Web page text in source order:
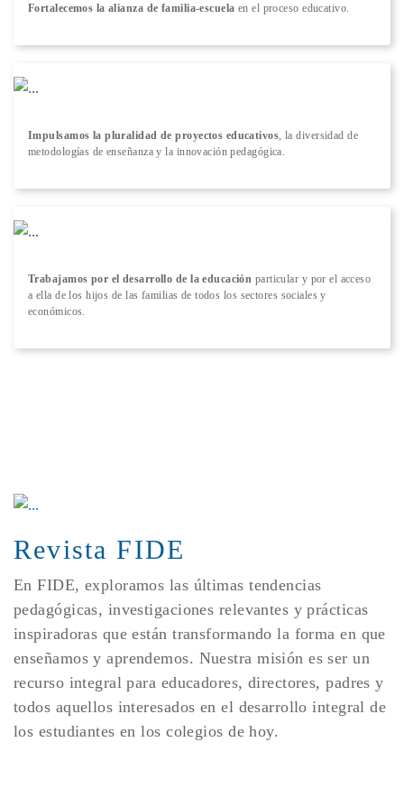
Fortalecemos la alianza de familia-escuela en el proceso educativo.
Impulsamos la pluralidad de proyectos educativos , la diversidad de
metodologías de enseñanza y la innovación pedagógica.
Trabajamos por el desarrollo de la educación particular y por el acceso
a ella de los hijos de las familias de todos los sectores sociales y
económicos.
Revista FIDE
En FIDE, exploramos las últimas tendencias
pedagógicas, investigaciones relevantes y prácticas
inspiradoras que están transformando la forma en que
enseñamos y aprendemos. Nuestra misión es ser un
recurso integral para educadores, directores, padres y
todos aquellos interesados en el desarrollo integral de
los estudiantes en los colegios de hoy.